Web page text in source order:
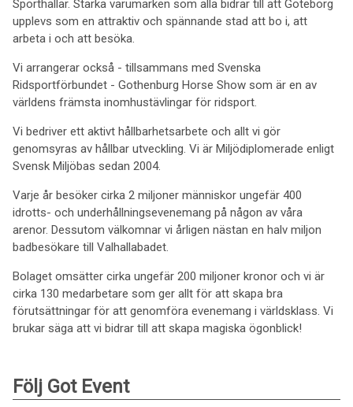
Sporthallar. Starka varumärken som alla bidrar till att Göteborg
upplevs som en attraktiv och spännande stad att bo i, att
arbeta i och att besöka.
Vi arrangerar också - tillsammans med Svenska
Ridsportförbundet - Gothenburg Horse Show som är en av
världens främsta inomhustävlingar för ridsport.
Vi bedriver ett aktivt hållbarhetsarbete och allt vi gör
genomsyras av hållbar utveckling. Vi är Miljödiplomerade enligt
Svensk Miljöbas sedan 2004.
Varje år besöker cirka 2 miljoner människor ungefär 400
idrotts- och underhållningsevenemang på någon av våra
arenor. Dessutom välkomnar vi årligen nästan en halv miljon
badbesökare till Valhallabadet.
Bolaget omsätter cirka ungefär 200 miljoner kronor och vi är
cirka 130 medarbetare som ger allt för att skapa bra
förutsättningar för att genomföra evenemang i världsklass. Vi
brukar säga att vi bidrar till att skapa magiska ögonblick!
Följ Got Event